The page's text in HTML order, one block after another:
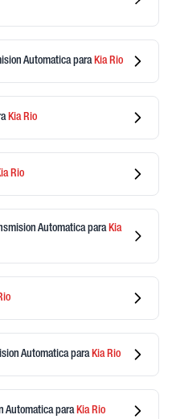
Automaticapara KiaRio
KiaRio
Rio
Automatica paraKia
Automaticapara KiaRio
Automaticapara KiaRio